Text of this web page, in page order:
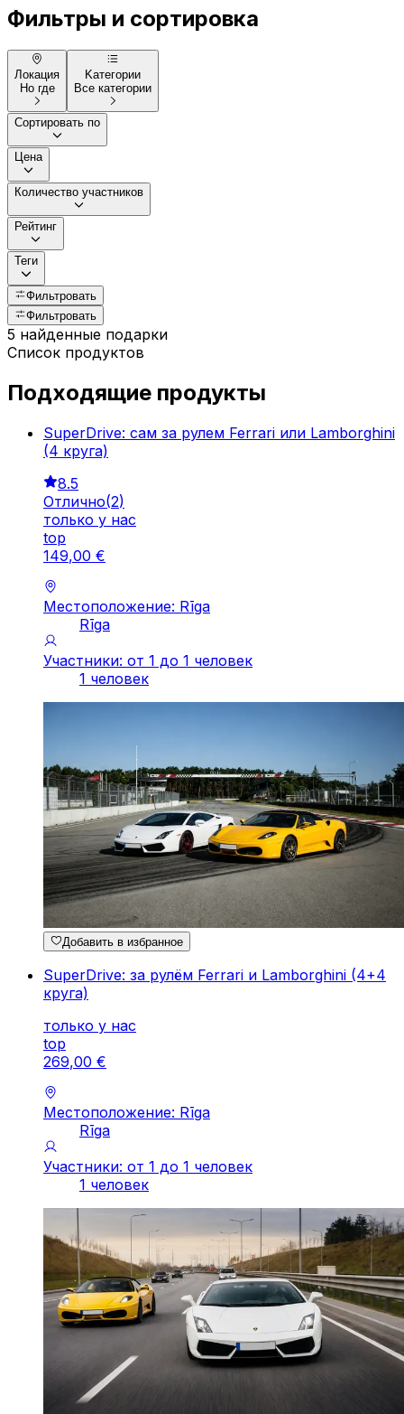
Фильтры и сортировка
Локация
Но где
Kатегории
Все категории
Сортировать по
Цена
Количество участников
Рейтинг
Теги
Фильтровать
Фильтровать
5 найденные подарки
Список продуктов
Подходящие продукты
SuperDrive: сам за рулем Ferrari или Lamborghini
(4 круга)
8.5
Отлично(2)
только у нас
top
149,00 €
Местоположение: Rīga
Rīga
Участники: от 1 до 1 человек
1 человек
Добавить в избранное
SuperDrive: за рулём Ferrari и Lamborghini (4+4
круга)
только у нас
top
269,00 €
Местоположение: Rīga
Rīga
Участники: от 1 до 1 человек
1 человек